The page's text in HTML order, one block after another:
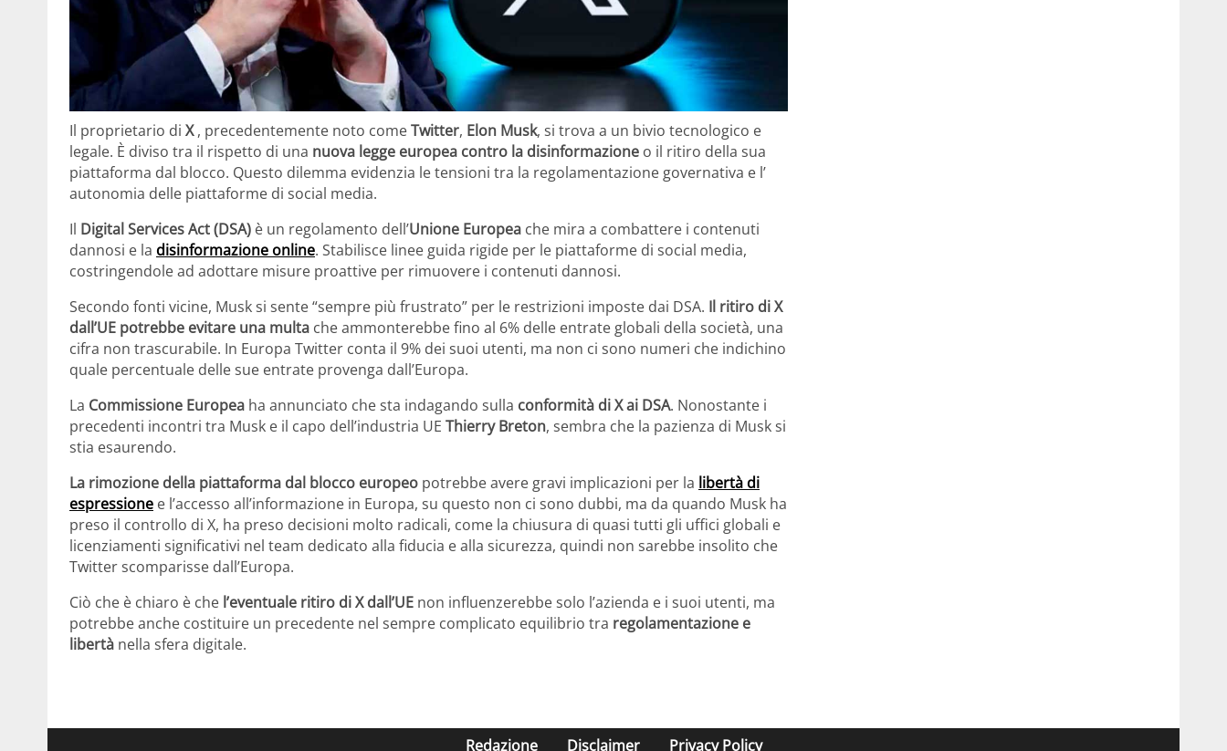
Il proprietario di X, precedentemente noto comeTwitter, Elon Musk, si trova a un bivio tecnologico e
legale. È diviso tra il rispetto di una nuova legge europea contro la disinformazione o il ritiro della sua
piattaforma dal blocco. Questo dilemma evidenzia le tensioni tra la regolamentazione governativa e l’
autonomia delle piattaforme di social media.
Il Digital Services Act (DSA) è un regolamento dell’Unione Europea che mira a combattere i contenuti
dannosi e la disinformazione online. Stabilisce linee guida rigide per le piattaforme di social media,
costringendole ad adottare misure proattive per rimuovere i contenuti dannosi.
Secondo fonti vicine, Musk si sente “sempre più frustrato” per le restrizioni imposte dai DSA. Il ritiro di X
dall’UE potrebbe evitare una multa che ammonterebbe fino al 6% delle entrate globali della società, una
cifra non trascurabile. In Europa Twitter conta il 9% dei suoi utenti, ma non ci sono numeri che indichino
quale percentuale delle sue entrate provenga dall’Europa.
La Commissione Europea ha annunciato che sta indagando sulla conformità di X ai DSA. Nonostante i
precedenti incontri tra Musk e il capo dell’industria UE Thierry Breton, sembra che la pazienza di Musk si
stia esaurendo.
La rimozione della piattaforma dal blocco europeo potrebbe avere gravi implicazioni per la libertà di
espressione e l’accesso all’informazione in Europa, su questo non ci sono dubbi, ma da quando Musk ha
preso il controllo di X, ha preso decisioni molto radicali, come la chiusura di quasi tutti gli uffici globali e
licenziamenti significativi nel team dedicato alla fiducia e alla sicurezza, quindi non sarebbe insolito che
Twitter scomparisse dall’Europa.
Ciò che è chiaro è che l’eventuale ritiro di X dall’UE non influenzerebbe solo l’azienda e i suoi utenti, ma
potrebbe anche costituire un precedente nel sempre complicato equilibrio tra regolamentazione e
libertà nella sfera digitale.
Redazione Disclaimer Privacy Policy